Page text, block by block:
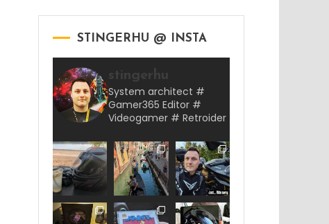
STINGERHU @ INSTA
stingerhu
System architect #
Gamer365 Editor #
Videogamer # Retroider